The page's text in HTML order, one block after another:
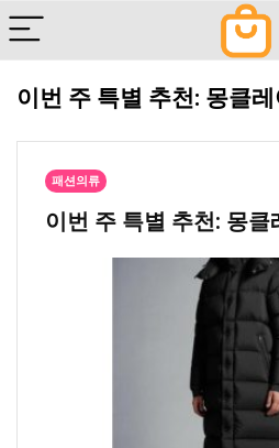
이번 주 특별 추천: 몽클
패션의류
이번 주 특별 추천: 몽클